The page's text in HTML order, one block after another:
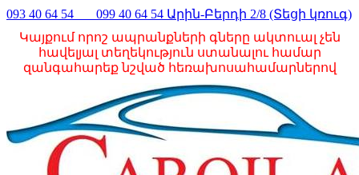
093 40 64 54 099 40 64 54 Արին-Բերդի 2/8 (Տեցի կռուգ)
Կայքում որոշ ապրանքների գները ակտուալ չեն
հավելյալ տեղեկություն ստանալու համար
զանգահարեք նշված հեռախոսահամարներով